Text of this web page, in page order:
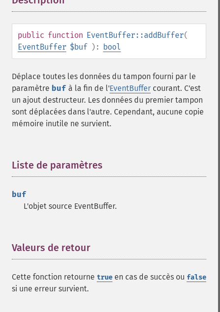
public function EventBuffer::addBuffer(
EventBuffer $buf ): bool
Déplace toutes les données du tampon fourni par le
paramètre buf à la fin de l'EventBuffer courant. C'est
un ajout destructeur. Les données du premier tampon
sont déplacées dans l'autre. Cependant, aucune copie
mémoire inutile ne survient.
Liste de paramètres
buf
L'objet source EventBuffer.
Valeurs de retour
Cette fonction retourne true en cas de succès ou false
si une erreur survient.